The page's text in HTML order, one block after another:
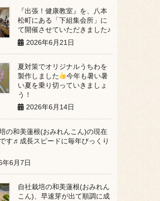
『出張！健康教室』を、八本
松町にある「下組集会所」に
て開催させていただきました♪
2026年6月21日
夏対策でオリジナルうちわを
製作しました
今年も暑い暑
い夏を乗り切っていきましょ
う！
2026年6月14日
の和美蓮根(おみれんこん)の現在
す♬成長スピードに毎年びっくり
年6月7日
自社栽培の和美蓮根(おみれん
こん)、早速芽が出て順調に成